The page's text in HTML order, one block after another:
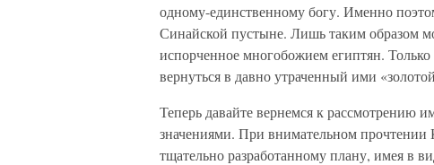
одному-единственному богу. Именно
Синайской пустыне. Лишь таким образом
испорченное многобожием египтян.
вернуться в давно утраченный ими
Теперь давайте вернемся к рассмотрению
значениями. При внимательном
тщательно разработанному плану, имея в